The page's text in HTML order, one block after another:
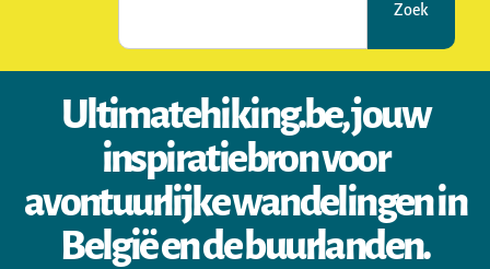
Zoek
Ultimatehiking.be, jouw
inspiratiebron voor
avontuurlijke wandelingen in
België en de buurlanden.